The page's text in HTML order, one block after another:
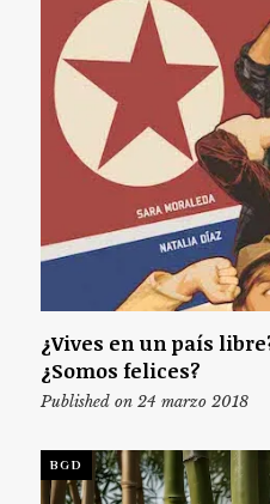
¿Vives en un país
¿Somos felices?
Published on 24 marzo 2018
BGD